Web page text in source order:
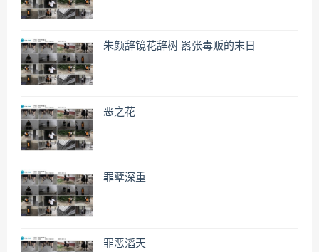
朱颜辞镜花辞树 嚣张毒贩的末日
恶之花
罪孽深重
罪恶滔天